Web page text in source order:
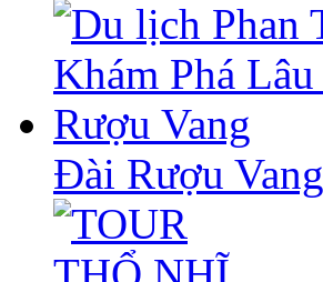
Đài Rượu Vang